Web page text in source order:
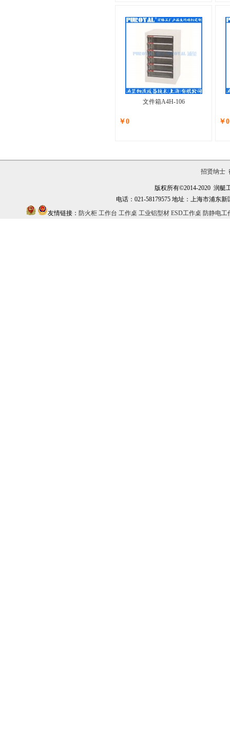
文件箱A4H-106
￥0 ￥0
招贤纳士
版权所有©2014-2020 润艇
电话：021-58179575 地址：上海市浦东新
友情链接： 防火柜 工作台 工作桌 工业铝型材 ESD工作桌 防静电工